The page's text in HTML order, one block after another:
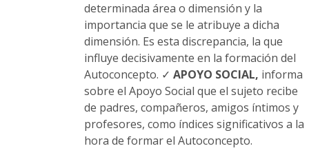
determinada área o dimensión y la
importancia que se le atribuye a dicha
dimensión. Es esta discrepancia, la que
influye decisivamente en la formación del
Autoconcepto. ✓ APOYO SOCIAL, informa
sobre el Apoyo Social que el sujeto recibe
de padres, compañeros, amigos íntimos y
profesores, como índices significativos a la
hora de formar el Autoconcepto.